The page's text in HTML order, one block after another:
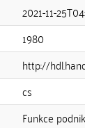
2021-11-
1980
http://
cs
Funkce